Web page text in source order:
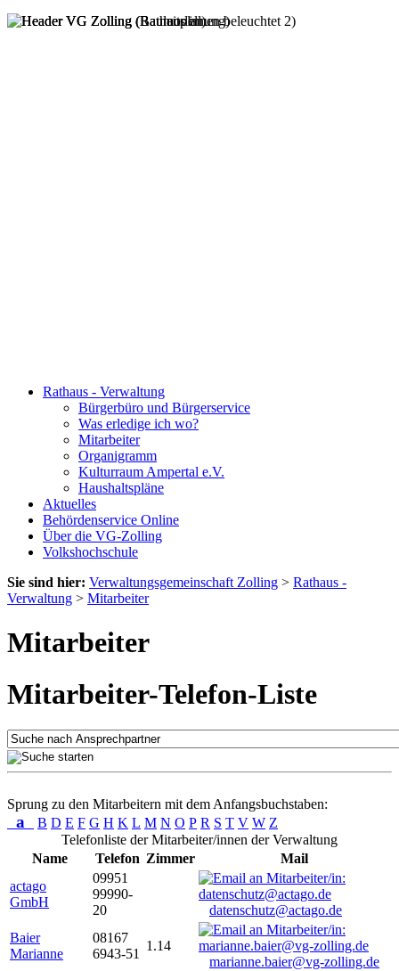
Rathaus - Verwaltung
Bürgerbüro und Bürgerservice
Was erledige ich wo?
Mitarbeiter
Organigramm
Kulturraum Ampertal e.V.
Haushaltspläne
Aktuelles
Behördenservice Online
Über die VG-Zolling
Volkshochschule
Sie sind hier: Verwaltungsgemeinschaft Zolling > Rathaus -
Verwaltung > Mitarbeiter
Mitarbeiter
Mitarbeiter-Telefon-Liste
Sprung zu den Mitarbeitern mit dem Anfangsbuchstaben:
a B D E F G H K L M N O P R S T V W Z
Telefonliste der Mitarbeiter/innen der Verwaltung
Name
Telefon Zimmer
Mail
actago
GmbH
09951
99990-
20
datenschutz@actago.de
Baier
Marianne
08167
6943-51
1.14
marianne.baier@vg-zolling.de